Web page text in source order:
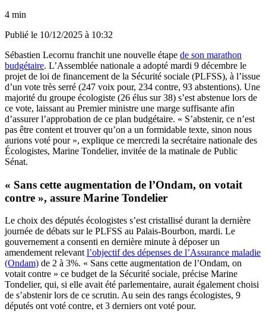
4 min
Publié le 10/12/2025 à 10:32
Sébastien Lecornu franchit une nouvelle étape de son marathon
budgétaire. L’Assemblée nationale a adopté mardi 9 décembre le
projet de loi de financement de la Sécurité sociale (PLFSS), à l’issue
d’un vote très serré (247 voix pour, 234 contre, 93 abstentions). Une
majorité du groupe écologiste (26 élus sur 38) s’est abstenue lors de
ce vote, laissant au Premier ministre une marge suffisante afin
d’assurer l’approbation de ce plan budgétaire. « S’abstenir, ce n’est
pas être content et trouver qu’on a un formidable texte, sinon nous
aurions voté pour », explique ce mercredi la secrétaire nationale des
Écologistes, Marine Tondelier, invitée de la matinale de Public
Sénat.
« Sans cette augmentation de l’Ondam, on votait
contre », assure Marine Tondelier
Le choix des députés écologistes s’est cristallisé durant la dernière
journée de débats sur le PLFSS au Palais-Bourbon, mardi. Le
gouvernement a consenti en dernière minute à déposer un
amendement relevant l’objectif des dépenses de l’Assurance maladie
(Ondam) de 2 à 3%. « Sans cette augmentation de l’Ondam, on
votait contre » ce budget de la Sécurité sociale, précise Marine
Tondelier, qui, si elle avait été parlementaire, aurait également choisi
de s’abstenir lors de ce scrutin. Au sein des rangs écologistes, 9
députés ont voté contre, et 3 derniers ont voté pour.